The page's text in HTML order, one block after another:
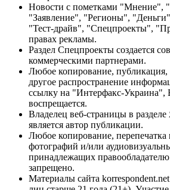
Новости с пометками "Мнение",
"Заявление", "Регионы",
"Тест-драйв", "Спецпроекты",
правах рекламы.
Раздел Спецпроекты создается
коммерческими партнерами.
Любое копирование, публикация,
другое распространение
ссылку на "Интерфакс-Украина",
воспрещается.
Владелец веб-страницы в
является автор публикации.
Любое копирование, перепечатка
фотографий и/или
принадлежащих правообладателю
запрещено.
Материалы сайта